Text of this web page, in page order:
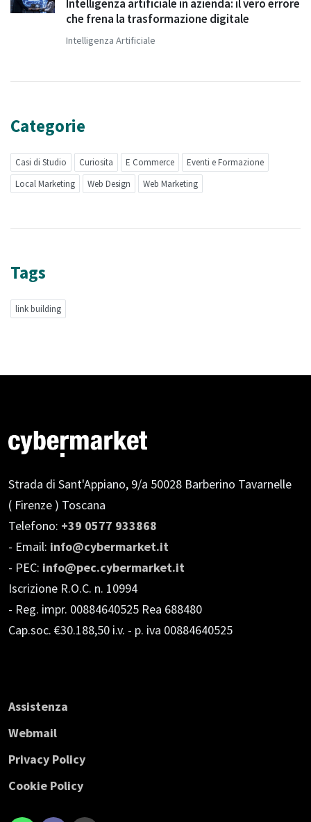
Intelligenza artificiale in azienda: il vero errore
che frena la trasformazione digitale
Intelligenza Artificiale
Categorie
Casi di Studio Curiosita E Commerce
Eventi e Formazione
Local Marketing
Web Design Web Marketing
Tags
link building
Strada di Sant'Appiano, 9/a 50028 Barberino Tavarnelle
( Firenze ) Toscana
Telefono: +39 0577 933868
- Email: info@cybermarket.it
- PEC: info@pec.cybermarket.it
Iscrizione R.O.C. n. 10994
- Reg. impr. 00884640525 Rea 688480
Cap.soc. €30.188,50 i.v. - p. iva 00884640525
Assistenza
Webmail
Privacy Policy
Cookie Policy